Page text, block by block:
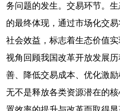
务问题的发生。交易环节。
的最终体现，通过市场化交
社会效益，标志着生态价值
视角回顾我国改革开放发展
善、降低交易成本、优化激
无不是释放各类资源潜在的